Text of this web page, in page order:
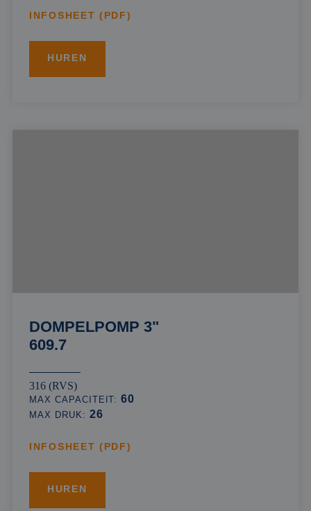
INFOSHEET (PDF)
HUREN
DOMPELPOMP 3"
609.7
316 (RVS)
MAX CAPACITEIT:60
MAX DRUK: 26
INFOSHEET (PDF)
HUREN